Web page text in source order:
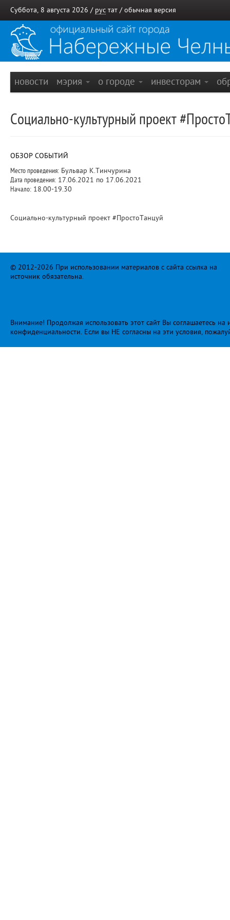
Суббота, 8 августа 2026 / рус тат / обычная версия
новости мэрия о городе инвесторам
Социально-культурный проект
ОБЗОР СОБЫТИЙ
Место проведения: Бульвар К.Тинчурина
Дата проведения: 17.06.2021 по 17.06.2021
Начало: 18.00-19.30
Социально-культурный проект #ПростоТанцуй
© 2012-2026 При использовании материалов с сайта ссылка на
источник обязательна.
Внимание! Продолжая использовать этот сайт Вы соглашаетесь
конфиденциальности. Если вы НЕ согласны на эти условия,